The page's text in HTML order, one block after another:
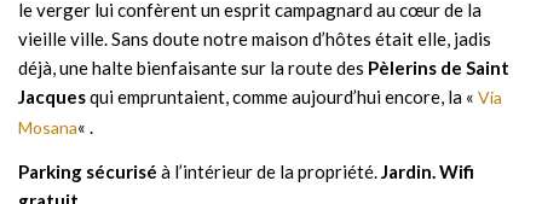
le verger lui confèrent un esprit campagnard au cœur de la
vieille ville. Sans doute notre maison d’hôtes était elle, jadis
déjà, une halte bienfaisante sur la route des Pèlerins de Saint
Jacquesqui empruntaient, comme aujourd’hui encore, la « Via
Mosana« .
Parking sécurisé à l’intérieur de la propriété.Jardin.Wifi